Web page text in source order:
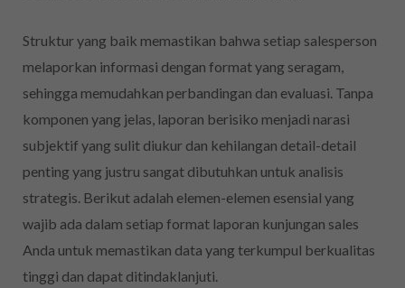
Struktur yang baik memastikan bahwa setiap salesperson
melaporkan informasi dengan format yang seragam,
sehingga memudahkan perbandingan dan evaluasi. Tanpa
komponen yang jelas, laporan berisiko menjadi narasi
subjektif yang sulit diukur dan kehilangan detail-detail
penting yang justru sangat dibutuhkan untuk analisis
strategis. Berikut adalah elemen-elemen esensial yang
wajib ada dalam setiap format laporan kunjungan sales
Anda untuk memastikan data yang terkumpul berkualitas
tinggi dan dapat ditindaklanjuti.